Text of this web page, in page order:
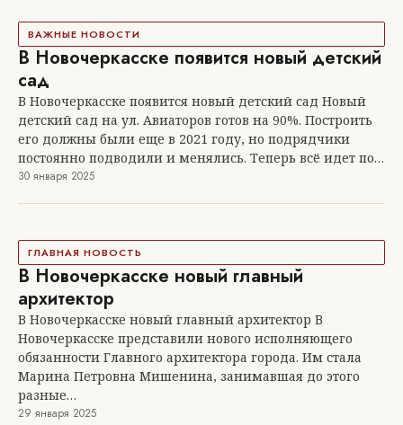
ВАЖНЫЕ НОВОСТИ
В Новочеркасске появится новый детский
сад
В Новочеркасске появится новый детский сад Новый
детский сад на ул. Авиаторов готов на 90%. Построить
его должны были еще в 2021 году, но подрядчики
постоянно подводили и менялись. Теперь всё идет по…
30 января 2025
ГЛАВНАЯ НОВОСТЬ
В Новочеркасске новый главный
архитектор
В Новочеркасске новый главный архитектор В
Новочеркасске представили нового исполняющего
обязанности Главного архитектора города. Им стала
Марина Петровна Мишенина, занимавшая до этого
разные…
29 января 2025